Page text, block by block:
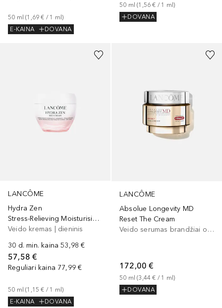
50 ml (1,69 € / 1 ml)
E-KAINA
DOVANA
50 ml (1,56 € / 1 ml)
DOVANA
LANCÔME
Hydra Zen
Stress-Relieving Moisturising Rich
Veido kremas | dieninis
30 d. min. kaina 53,98 €
57,58 €
Reguliari kaina 77,99 €
50 ml (1,15 € / 1 ml)
E-KAINA
DOVANA
LANCÔME
Absolue Longevity MD
Reset The Cream
Veido serumas brandžiai odai
172,00 €
50 ml (3,44 € / 1 ml)
DOVANA